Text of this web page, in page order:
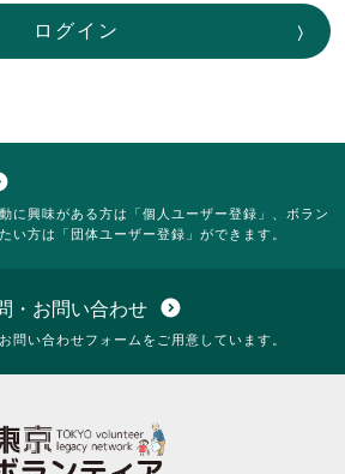
ログイン
に興味がある方は「個人ユーザー登録」、ボラン
い方は「団体ユーザー登録」ができます。
・お問い合わせ expand_circle_down
問い合わせフォームをご用意しています。